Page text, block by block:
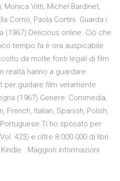
Monica Vitti, Michel Bardinet,
Como, Paola Cortini. Guarda i
(1967) Delicious online. Ciò che
tempo fa è ora auspicabile
da molte fonti legali di film
realtà hanno a guardare
per guidare film veramente
(1967) Genere: Commedia,
French, Italian, Spanish, Polish,
Portuguese Ti ho sposato per
423) e oltre 8.000.000 di libri
. Maggiori informazioni